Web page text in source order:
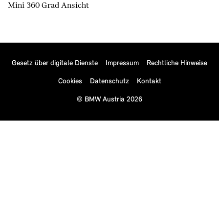
Mini 360 Grad Ansicht
Gesetz über digitale Dienste Impressum Rechtliche Hinweise
Cookies Datenschutz Kontakt
© BMW Austria 2026